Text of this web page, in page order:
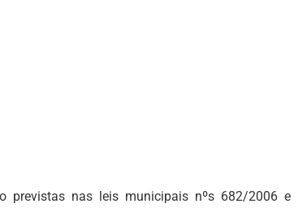
previstas nas leis municipais nºs 682/2006 e